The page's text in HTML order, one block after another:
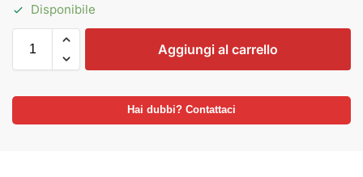
Disponibile
Aggiungi al carrello
Hai dubbi? Contattaci